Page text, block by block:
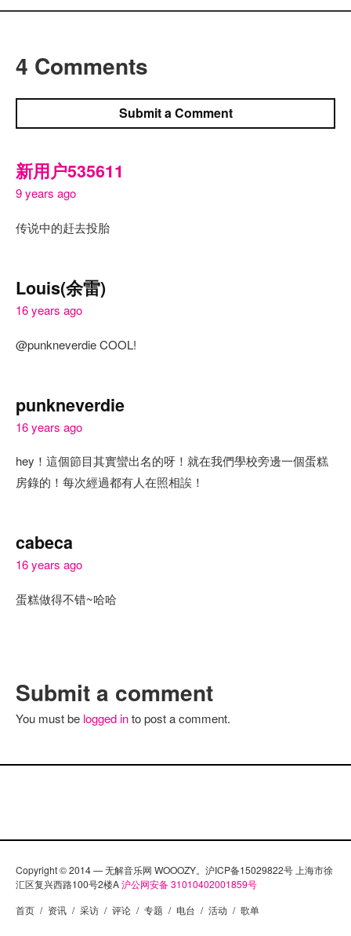
4 Comments
Submit a Comment
新用户535611
9 years ago
传说中的赶去投胎
Louis(余雷)
16 years ago
@punkneverdie COOL!
punkneverdie
16 years ago
hey！這個節目其實蠻出名的呀！就在我們學校旁邊一個蛋糕
房錄的！每次經過都有人在照相誒！
cabeca
16 years ago
蛋糕做得不错~哈哈
Submit a comment
You must be logged into post a comment.
Copyright © 2014 — 无解音乐网 WOOOZY。沪ICP备15029822号 上海市徐
汇区复兴西路100号2楼A沪公网安备 31010402001859号
首页 / 资讯 / 采访 / 评论 / 专题 / 电台 / 活动 / 歌单